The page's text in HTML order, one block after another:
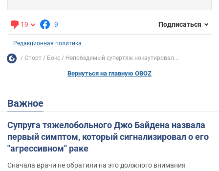
19 9 Подписаться
Редакционная политика
Спорт Бокс Непобедимый супертяж нокаутировал...
Вернуться на главную OBOZ
Важное
Супруга тяжелобольного Джо Байдена назвала
первый симптом, который сигнализировал о его
"агрессивном" раке
Сначала врачи не обратили на это должного внимания